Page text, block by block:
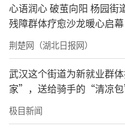
心语润心 破茧向阳 杨园街
残障群体疗愈沙龙暖心启幕
荆楚网（湖北日报网）
武汉这个街道为新就业群
家”，送给骑手的“清凉
城市的善意与细节
极目新闻